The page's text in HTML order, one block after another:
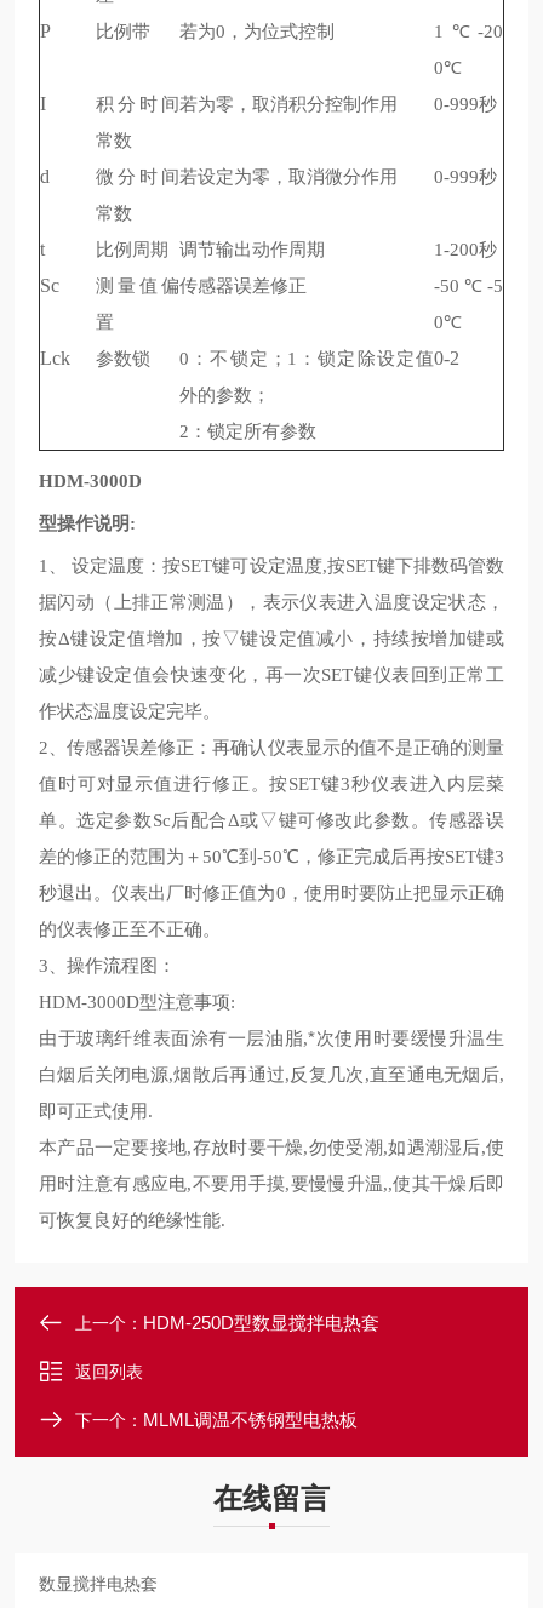
P
比例带 若为0 ，为位式控制 1 ℃ -20
0℃
I
积分时间
常数
若为零，取消积分控制作用 0-999秒
d
微分时间
常数
若设定为零，取消微分作用 0-999秒
t 比例周期 调节输出动作周期 1-200秒
Sc
测量值偏
置
传感器误差修正 -50 ℃ -5
0℃
Lck
参数锁 0 ：不锁定； 1
：锁定除设定值
外的参数；
2 ：锁定所有参数
0-2
HDM-3000D
型操作说明:
1 设定温度：按SET键可设定温度,按SET键下排数码管数
据闪动 （ 上排正常测温 ）
，表示仪表进入温度设定状态，
按Δ键设定值增加，按▽键设定值减小，持续按增加键或
减少键设定值会快速变化，再一次SET键仪表回到正常工
作状态温度设定完毕。
2 、传感器误差修正：再确认仪表显示的值不是正确的测量
值时可对显示值进行修正。按SET键3秒仪表进入内层菜
单。选定参数Sc后配合Δ或▽键可修改此参数。传感器误
差的修正的范围为＋ 50℃到 -50℃，修正完成后再按SET键3
秒退出。仪表出厂时修正值为0 ，使用时要防止把显示正确
的仪表修正至不正确。
3 、操作流程图：
HDM-3000D型注意事项:
由于玻璃纤维表面涂有一层油脂,*次使用时要缓慢升温生
白烟后关闭电源,烟散后再通过,反复几次,直至通电无烟后,
即可正式使用.
本产品一定要接地,存放时要干燥,勿使受潮,如遇潮湿后,使
用时注意有感应电,不要用手摸,要慢慢升温,,使其干燥后即
可恢复良好的绝缘性能.
上一个： HDM-250D型数显搅拌电热套
返回列表
下一个： MLML调温不锈钢型电热板
在线留言